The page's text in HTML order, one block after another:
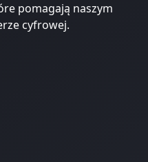
pomagają naszym
cyfrowej.